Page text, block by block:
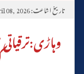
تاریخ اشاعت: April 08, 2026